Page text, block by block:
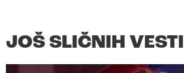
JOŠ SLIČNIH VESTI